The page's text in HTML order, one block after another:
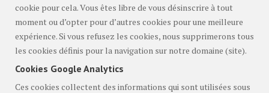
cookie pour cela. Vous êtes libre de vous désinscrire à tout
moment ou d’opter pour d’autres cookies pour une meilleure
expérience. Si vous refusez les cookies, nous supprimerons tous
les cookies définis pour la navigation sur notre domaine (site).
Cookies Google Analytics
Ces cookies collectent des informations qui sont utilisées sous